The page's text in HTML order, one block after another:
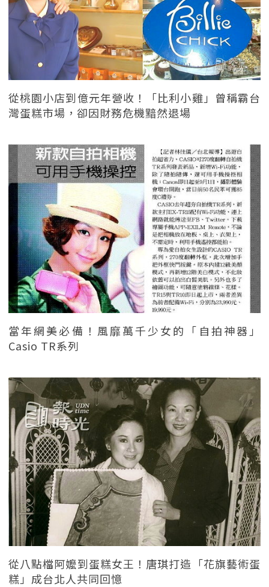
從桃園小店到億元年營收！「比利小雞」曾稱霸台
灣蛋糕市場，卻因財務危機黯然退場
當年網美必備！風靡萬千少女的「自拍神器」
Casio TR系列
從八點檔阿嬤到蛋糕女王！唐琪打造「花旗藝術蛋
糕」成台北人共同回憶